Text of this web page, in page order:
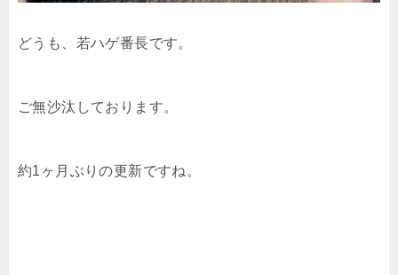
どうも、若ハゲ番長です。
ご無沙汰しております。
約1ヶ月ぶりの更新ですね。